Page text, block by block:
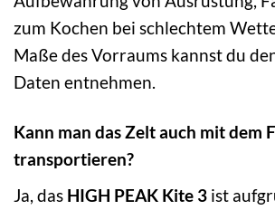
zum Kochen bei schlechtem
Maße des Vorraums kannst du
Daten entnehmen.
Kann man das Zelt auch mit dem
transportieren?
Ja, das HIGH PEAK Kite 3 ist